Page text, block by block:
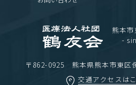
熊本
-
〒862-0925 熊本県熊本市東区
交通アクセスは